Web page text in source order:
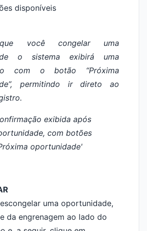
você congelar uma
o sistema exibirá uma
com o botão “Próxima
permitindo ir direto ao
uma oportunidade,
da engrenagem ao lado do